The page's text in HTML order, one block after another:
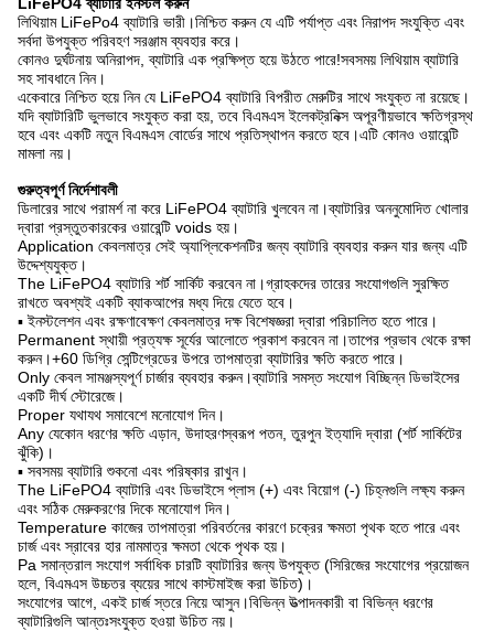
লিথিয়াম LiFePo4 ব্যাটারি ভারী।নিশ্চিত করুন যে এটি পর্যাপ্ত এবং নিরাপদ সংযুক্তি এবং
সর্বদা উপযুক্ত পরিবহণ সরঞ্জাম ব্যবহার করে।
কোনও দুর্ঘটনায় অনিরাপদ, ব্যাটারি এক প্রক্ষিপ্ত হয়ে উঠতে পারে!সবসময় লিথিয়াম ব্যাটারি
সহ সাবধানে নিন।
একেবারে নিশ্চিত হয়ে নিন যে LiFePO4 ব্যাটারি বিপরীত মেরুটির সাথে সংযুক্ত না রয়েছে।
যদি ব্যাটারিটি ভুলভাবে সংযুক্ত করা হয়, তবে বিএমএস ইলেকট্রনিক্স অপূরণীয়ভাবে ক্ষতিগ্রস্থ
হবে এবং একটি নতুন বিএমএস বোর্ডের সাথে প্রতিস্থাপন করতে হবে।এটি কোনও ওয়ারেন্টি
মামলা নয়।
গুরুত্বপূর্ণ নির্দেশাবলী
ডিলারের সাথে পরামর্শ না করে LiFePO4 ব্যাটারি খুলবেন না।ব্যাটারির অননুমোদিত খোলার
দ্বারা প্রস্তুতকারকের ওয়ারেন্টি voids হয়।
Application কেবলমাত্র সেই অ্যাপ্লিকেশনটির জন্য ব্যাটারি ব্যবহার করুন যার জন্য এটি
উদ্দেশ্যযুক্ত।
The LiFePO4 ব্যাটারি শর্ট সার্কিট করবেন না।গ্রাহকদের তারের সংযোগগুলি সুরক্ষিত
রাখতে অবশ্যই একটি ব্যাকআপের মধ্য দিয়ে যেতে হবে।
▪ ইনস্টলেশন এবং রক্ষণাবেক্ষণ কেবলমাত্র দক্ষ বিশেষজ্ঞরা দ্বারা পরিচালিত হতে পারে।
Permanent স্থায়ী প্রত্যক্ষ সূর্যের আলোতে প্রকাশ করবেন না।তাপের প্রভাব থেকে রক্ষা
করুন।+60 ডিগ্রি সেন্টিগ্রেডের উপরে তাপমাত্রা ব্যাটারির ক্ষতি করতে পারে।
Only কেবল সামঞ্জস্যপূর্ণ চার্জার ব্যবহার করুন।ব্যাটারি সমস্ত সংযোগ বিচ্ছিন্ন ডিভাইসের
একটি দীর্ঘ স্টোরেজে।
Proper যথাযথ সমাবেশে মনোযোগ দিন।
Any যেকোন ধরণের ক্ষতি এড়ান, উদাহরণস্বরূপ পতন, তুরপুন ইত্যাদি দ্বারা (শর্ট সার্কিটের
ঝুঁকি)।
▪ সবসময় ব্যাটারি শুকনো এবং পরিষ্কার রাখুন।
The LiFePO4 ব্যাটারি এবং ডিভাইসে প্লাস (+) এবং বিয়োগ (-) চিহ্নগুলি লক্ষ্য করুন
এবং সঠিক মেরুকরণের দিকে মনোযোগ দিন।
Temperature কাজের তাপমাত্রা পরিবর্তনের কারণে চক্রের ক্ষমতা পৃথক হতে পারে এবং
চার্জ এবং স্রাবের হার নামমাত্র ক্ষমতা থেকে পৃথক হয়।
Pa সমান্তরাল সংযোগ সর্বাধিক চারটি ব্যাটারির জন্য উপযুক্ত (সিরিজের সংযোগের প্রয়োজন
হলে, বিএমএস উচ্চতর ব্যয়ের সাথে কাস্টমাইজ করা উচিত)।
সংযোগের আগে, একই চার্জ স্তরে নিয়ে আসুন।বিভিন্ন উত্পাদনকারী বা বিভিন্ন ধরণের
ব্যাটারিগুলি আন্তঃসংযুক্ত হওয়া উচিত নয়।